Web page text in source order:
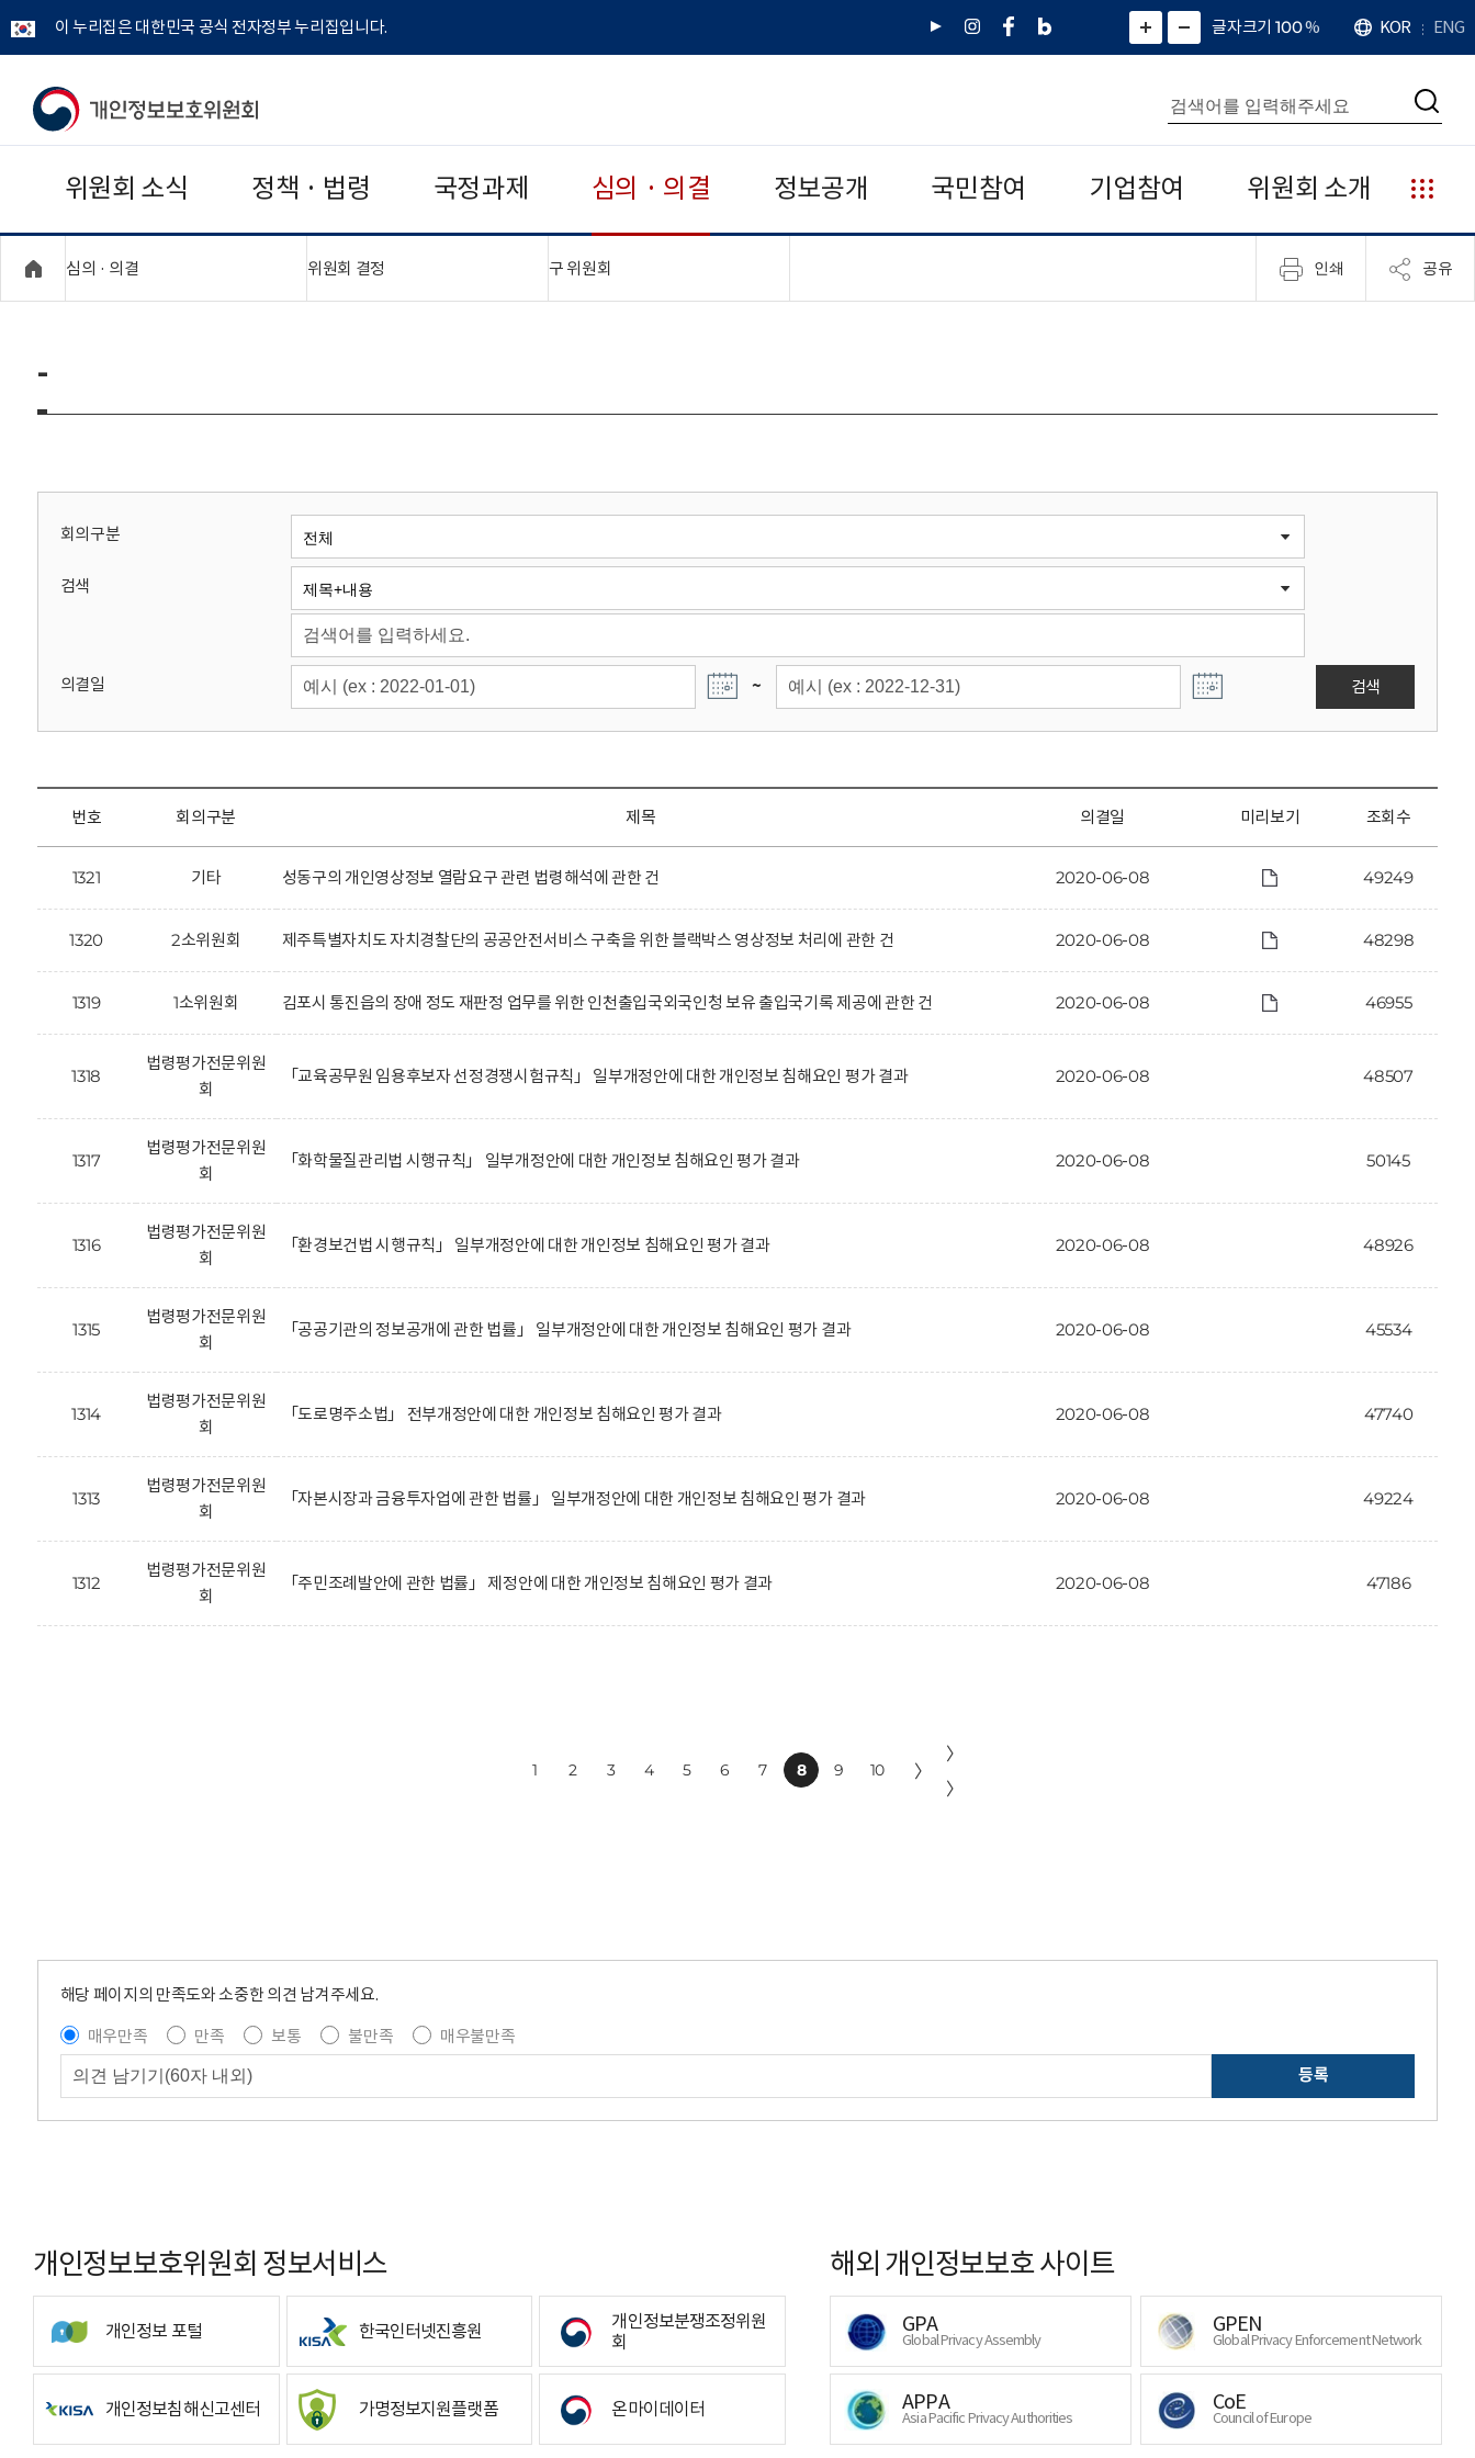
이 누리집은 대한민국 공식 전자정부 누리집입니다.
유
인
페
네
그
)
화
면
면
소
확
대
치
글자크기 100%
언
어
KOR ENG
개
보
보
위
회
통
합
검
색
검
위원회 소식 정책 · 법령 국정과제 심의 · 의결 정보공개 국민참여 기업참여 위원회 소개
누
리
집
안
심의 · 의결 위원회 결정 구 위원회 인쇄 공유
-
회의구분
검색
의결일 ~ 검색
번호 회의구분 제목 의결일 미리보기 조회수
1321 기타 성동구의 개인영상정보 열람요구 관련 법령해석에 관한 건 2020-06-08 49249
1320 2소위원회 제주특별자치도 자치경찰단의 공공안전서비스 구축을 위한 블랙박스 영상정보 처리에 관한 건 2020-06-08 48298
1319 1소위원회 김포시 통진읍의 장애 정도 재판정 업무를 위한 인천출입국외국인청 보유 출입국기록 제공에 관한 건 2020-06-08 46955
1318
법령평가전문위원
회
「교육공무원 임용후보자 선정경쟁시험규칙」 일부개정안에 대한 개인정보 침해요인 평가 결과 2020-06-08 48507
1317
법령평가전문위원
회
「화학물질관리법 시행규칙」 일부개정안에 대한 개인정보 침해요인 평가 결과 2020-06-08 50145
1316
법령평가전문위원
회
「환경보건법 시행규칙」 일부개정안에 대한 개인정보 침해요인 평가 결과 2020-06-08 48926
1315
법령평가전문위원
회
「공공기관의 정보공개에 관한 법률」 일부개정안에 대한 개인정보 침해요인 평가 결과 2020-06-08 45534
1314
법령평가전문위원
회
「도로명주소법」 전부개정안에 대한 개인정보 침해요인 평가 결과 2020-06-08 47740
1313
법령평가전문위원
회
「자본시장과 금융투자업에 관한 법률」 일부개정안에 대한 개인정보 침해요인 평가 결과 2020-06-08 49224
1312
법령평가전문위원
회
「주민조례발안에 관한 법률」 제정안에 대한 개인정보 침해요인 평가 결과 2020-06-08 47186
1 2 3 4 5 6 7 8 9 10 〉
〉
〉
해당 페이지의 만족도와 소중한 의견 남겨주세요.
매우만족
만족 보통 불만족
매우불만족
등록
개인정보보호위원회 정보서비스
개인정보 포털 한국인터넷진흥원
개인정보분쟁조정위원
회
개인정보침해신고센터 가명정보지원플랫폼 온마이데이터
해외 개인정보보호 사이트
GPA
Global Privacy Assembly
GPEN
Global Privacy Enforcement Network
APPA
Asia Pacific Privacy Authorities
CoE
Council of Europe